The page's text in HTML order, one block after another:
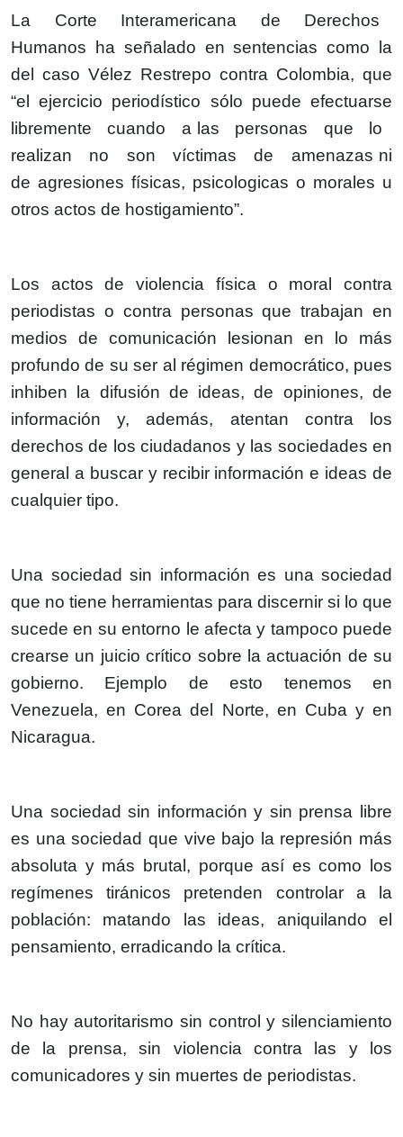
La Corte Interamericana de Derechos
Humanos ha señalado en sentencias como la
del caso Vélez Restrepo contra Colombia, que
“el ejercicio periodístico sólo puede efectuarse
libremente cuando a las personas que lo
realizan no son víctimas de amenazas ni
de agresiones físicas, psicologicas o morales u
otros actos de hostigamiento”.
Los actos de violencia física o moral contra
periodistas o contra personas que trabajan en
medios de comunicación lesionan en lo más
profundo de su ser al régimen democrático, pues
inhiben la difusión de ideas, de opiniones, de
información y, además, atentan contra los
derechos de los ciudadanos y las sociedades en
general a buscar y recibir información e ideas de
cualquier tipo.
Una sociedad sin información es una sociedad
que no tiene herramientas para discernir si lo que
sucede en su entorno le afecta y tampoco puede
crearse un juicio crítico sobre la actuación de su
gobierno. Ejemplo de esto tenemos en
Venezuela, en Corea del Norte, en Cuba y en
Nicaragua.
Una sociedad sin información y sin prensa libre
es una sociedad que vive bajo la represión más
absoluta y más brutal, porque así es como los
regímenes tiránicos pretenden controlar a la
población: matando las ideas, aniquilando el
pensamiento, erradicando la crítica.
No hay autoritarismo sin control y silenciamiento
de la prensa, sin violencia contra las y los
comunicadores y sin muertes de periodistas.